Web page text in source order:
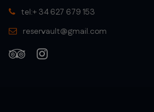
tel:+ 34 627 679 153
reservault@gmail.com